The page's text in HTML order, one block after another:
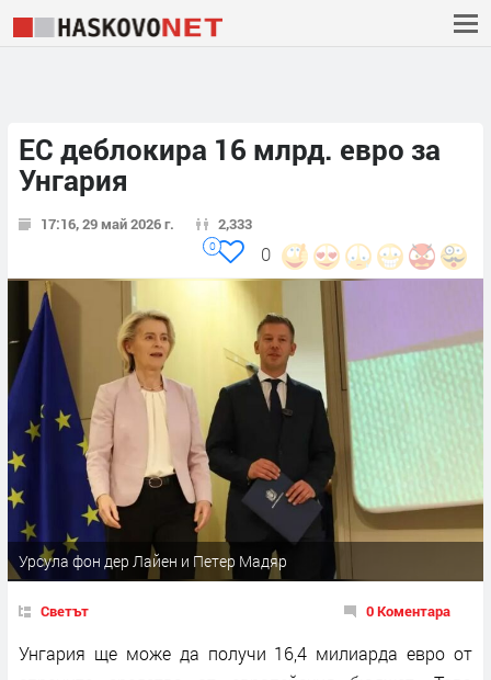
ЕС деблокира 16 млрд. евро за
Унгария
17:16, 29 май 2026 г. 2,333
0
0
Урсула фон дер Лайен и Петер Мадяр
Светът 0 Коментара
Унгария ще може да получи 16,4 милиарда евро от